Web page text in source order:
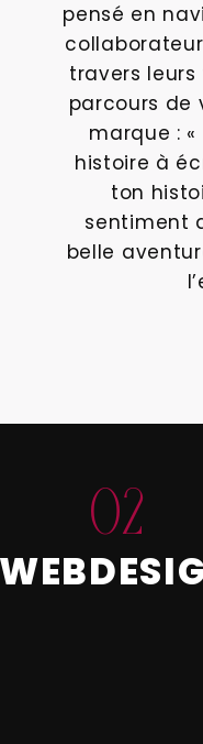
pensé en
travers
parcours de
marque :
histoire à
ton
sentiment
belle
02